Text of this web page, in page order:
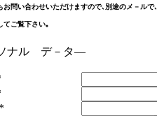
問い合わせいただけますので､別途のメ－ルで､
てご覧下さい｡
ナル デ－タ―